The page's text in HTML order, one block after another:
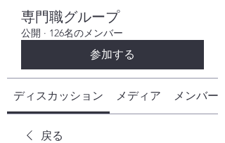
専門職グループ
公開 · 126名のメンバー
参加する
ディスカッション メディア メンバー
戻る